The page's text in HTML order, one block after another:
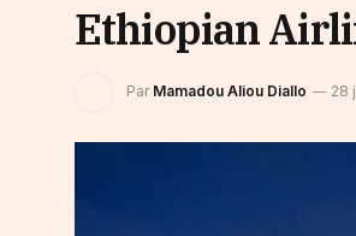
Ethiopian
Par Mamadou Aliou Diallo 28